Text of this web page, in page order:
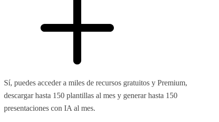
Sí, puedes acceder a miles de recursos gratuitos y Premium,
descargar hasta 150 plantillas al mes y generar hasta 150
presentaciones con IA al mes.